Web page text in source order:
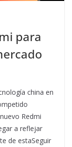
para
china en
Redmi
a reflejar
de estaSeguir